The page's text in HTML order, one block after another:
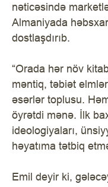
nəticəsində
Almaniyada
dostlaşdırıb.
“Orada hər növ
məntiq, təbiət
əsərlər toplusu.
öyrətdi mənə. İlk
ideologiyaları,
həyatıma tətbiq
Emil deyir ki,